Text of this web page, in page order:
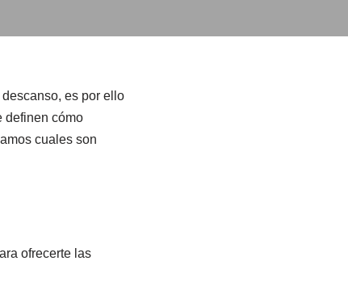
es por ello
definen cómo
cuales son
ofrecerte las